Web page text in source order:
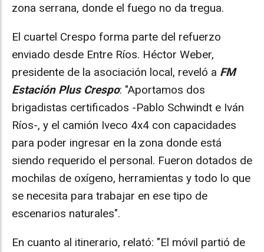
zona serrana, donde el fuego no da tregua.
El cuartel Crespo forma parte del refuerzo
enviado desde Entre Ríos. Héctor Weber,
presidente de la asociación local, reveló a FM
Estación Plus Crespo: "Aportamos dos
brigadistas certificados -Pablo Schwindt e Iván
Ríos-, y el camión Iveco 4x4 con capacidades
para poder ingresar en la zona donde está
siendo requerido el personal. Fueron dotados de
mochilas de oxígeno, herramientas y todo lo que
se necesita para trabajar en ese tipo de
escenarios naturales".
En cuanto al itinerario, relató: "El móvil partió de